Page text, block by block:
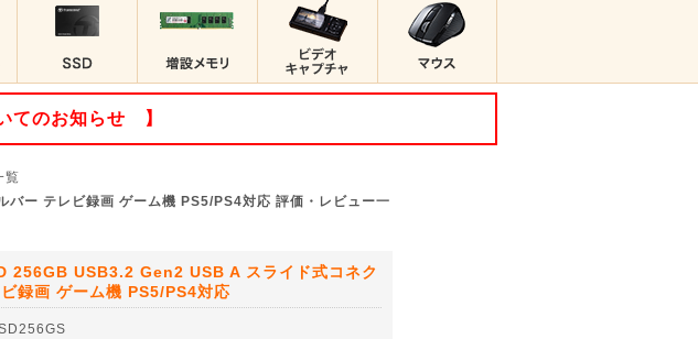
てのお知らせ 】
覧
ー テレビ録画 ゲーム機 PS5/PS4対応 評価・レビュー一
256GB USB3.2 Gen2 USB A スライド式コネク
録画 ゲーム機 PS5/PS4対応